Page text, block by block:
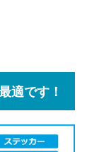
適です！